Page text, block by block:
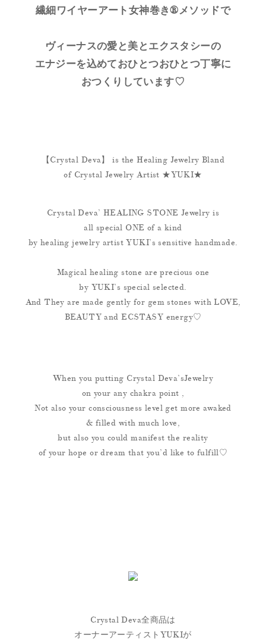
繊細ワイヤーアート女神巻き®メソッドで
ヴィーナスの愛と美とエクスタシーの
エナジーを込めておひとつおひとつ丁寧に
おつくりしています♡
【Crystal Deva】 is the Healing Jewelry Bland
of Crystal Jewelry Artist ★YUKI★
Crystal Deva’ HEALING STONE Jewelry is
all special ONE of a kind
by healing jewelry artist YUKI’s sensitive handmade.
Magical healing stone are precious one
by YUKI’s special selected.
And They are made gently for gem stones with LOVE,
BEAUTY and ECSTASY energy♡
When you putting Crystal Deva’sJewelry
on your any chakra point ,
Not also your consciousness level get more awaked
& filled with much love,
but also you could manifest the reality
of your hope or dream that you’d like to fulfill♡
Crystal Deva全商品は
オーナーアーティストYUKIが